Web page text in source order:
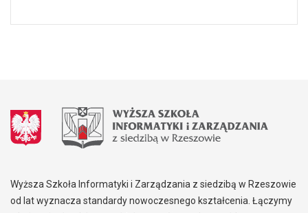
Wyższa Szkoła Informatyki i Zarządzania z siedzibą w Rzeszowie
od lat wyznacza standardy nowoczesnego kształcenia. Łączymy